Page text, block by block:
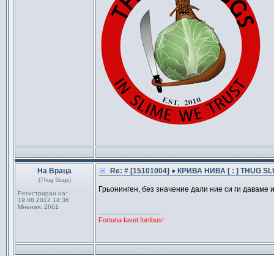
На Враца
(Thug Slugs)
Регистриран на:
19.08.2012 14:36
Мнения: 2661
Re: # [15101004] ● КРИВА НИВА [ : ] THUG
Грьонинген, без значение дали ние си ги даваме
Fortuna favet fortibus!